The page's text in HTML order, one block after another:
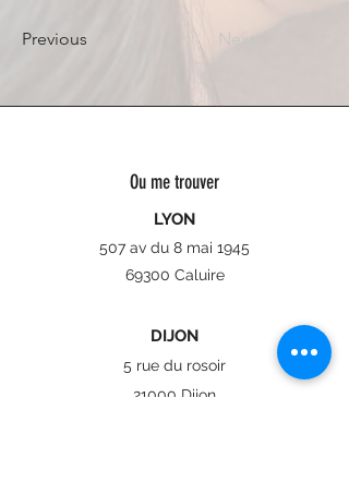
Previous Next
Ou me trouver
LYON
507 av du 8 mai 1945
69300 Caluire
DIJON
5 rue du rosoir
21000 Dijon